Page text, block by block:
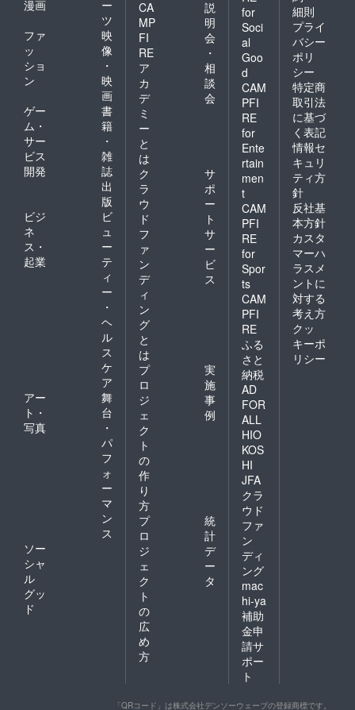
漫画
ー
ツ
ファ
ッ
ショ
ン
映
像
・
映
画
ゲー
ム・
サー
ビス
開発
書
籍
・
雑
誌
出
版
ビジ
ネ
ス・
起業
ビ
ュ
ー
テ
ィ
ー
・
ヘ
ル
ス
ケ
ア
アー
ト・
写真
舞
台
・
パ
フ
ォ
ー
マ
ン
ス
ソー
シャ
ル
グッ
ド
CA
MP
FI
RE
ア
カ
デ
ミ
ー
と
は
説
明
会
・
相
談
会
ク
ラ
ウ
ド
フ
ァ
ン
デ
ィ
ン
グ
と
は
サ
ポ
ー
ト
サ
ー
ビ
ス
プ
ロ
ジ
ェ
ク
ト
の
作
り
方
実
施
事
例
プ
ロ
ジ
ェ
ク
ト
の
広
め
方
統
計
デ
ー
タ
for
Soci
al
Goo
d
CAM
PFI
RE
for
Ente
rtain
men
t
CAM
PFI
RE
for
Spor
ts
CAM
PFI
RE
ふる
さと
納税
AD
FOR
ALL
HIO
KOS
HI
JFA
クラ
ウド
ファ
ン
ディ
ング
mac
hi-ya
補助
金申
請サ
ポー
ト
細則
プライ
バシー
ポリ
シー
特定商
取引法
に基づ
く表記
情報セ
キュリ
ティ方
針
反社基
本方針
カスタ
マーハ
ラスメ
ントに
対する
考え方
クッ
キーポ
リシー
「QRコード」は株式会社デンソーウェーブの登録商標です。